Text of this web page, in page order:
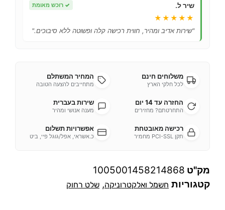
שיר ל. ✓ רוכש מאומת
★★★★★
"שירות אדיב ומהיר, חווית רכישה קלה ופשוטה ללא סיבוכים."
משלוחים חינם
לכל חלקי הארץ
המחיר המשתלם
מתחייבים להצעה הטובה
החזרה עד 14 יום
התחרטתם? מחזירים
שירות בעברית
מענה אנושי ומהיר
רכישה מאובטחת
תקן PCI-SSL מחמיר
אפשרויות תשלום
כ.אשראי, אפל/גוגל פיי, ביט
מק"ט 1005001458214868
קטגוריות חשמל ואלקטרוניקה, שלט רחוק